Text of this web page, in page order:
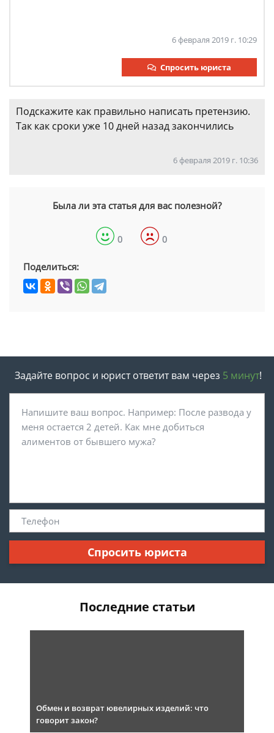
6 февраля 2019 г. 10:29
Спросить юриста
Подскажите как правильно написать претензию.
Так как сроки уже 10 дней назад закончились
6 февраля 2019 г. 10:36
Была ли эта статья для вас полезной?
0 0
Поделиться:
Задайте вопрос и юрист ответит вам через 5 минут!
Спросить юриста
Последние статьи
Обмен и возврат ювелирных изделий: что
говорит закон?